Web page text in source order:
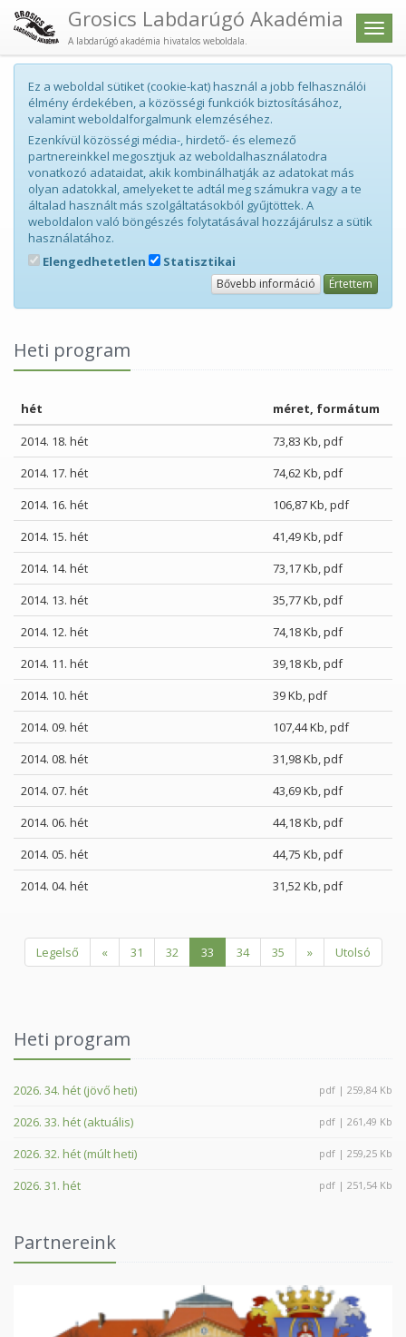
Menü
Grosics Labdarúgó Akadémia
A labdarúgó akadémia hivatalos weboldala.
Ez a weboldal sütiket (cookie-kat) használ a jobb felhasználói
élmény érdekében, a közösségi funkciók biztosításához,
valamint weboldalforgalmunk elemzéséhez.
Ezenkívül közösségi média-, hirdető- és elemező
partnereinkkel megosztjuk az weboldalhasználatodra
vonatkozó adataidat, akik kombinálhatják az adatokat más
olyan adatokkal, amelyeket te adtál meg számukra vagy a te
általad használt más szolgáltatásokból gyűjtöttek. A
weboldalon való böngészés folytatásával hozzájárulsz a sütik
használatához.
Elengedhetetlen
Statisztikai
Bővebb információ Értettem
Heti program
hét
méret, formátum
2014. 18. hét
73,83 Kb, pdf
2014. 17. hét
74,62 Kb, pdf
2014. 16. hét
106,87 Kb, pdf
2014. 15. hét
41,49 Kb, pdf
2014. 14. hét
73,17 Kb, pdf
2014. 13. hét
35,77 Kb, pdf
2014. 12. hét
74,18 Kb, pdf
2014. 11. hét
39,18 Kb, pdf
2014. 10. hét
39 Kb, pdf
2014. 09. hét
107,44 Kb, pdf
2014. 08. hét
31,98 Kb, pdf
2014. 07. hét
43,69 Kb, pdf
2014. 06. hét
44,18 Kb, pdf
2014. 05. hét
44,75 Kb, pdf
2014. 04. hét
31,52 Kb, pdf
Legelső « 31 32 33 34 35 » Utolsó
Heti program
2026. 34. hét (jövő heti) pdf | 259,84 Kb
2026. 33. hét (aktuális) pdf | 261,49 Kb
2026. 32. hét (múlt heti) pdf | 259,25 Kb
2026. 31. hét pdf | 251,54 Kb
Partnereink